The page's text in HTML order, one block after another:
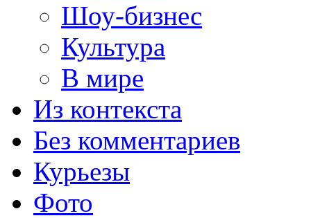
Шоу-бизнес
Культура
В мире
Из контекста
Без комментариев
Курьезы
Фото